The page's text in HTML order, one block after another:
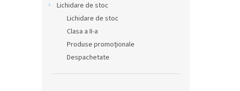
Lichidare de stoc
Lichidare de stoc
Clasa a II-a
Produse promoționale
Despachetate